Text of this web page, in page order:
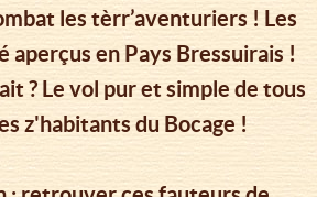
les tèrr’aventuriers ! Les
aperçus en Pays Bressuirais !
? Le vol pur et simple de tous
z'habitants du Bocage !